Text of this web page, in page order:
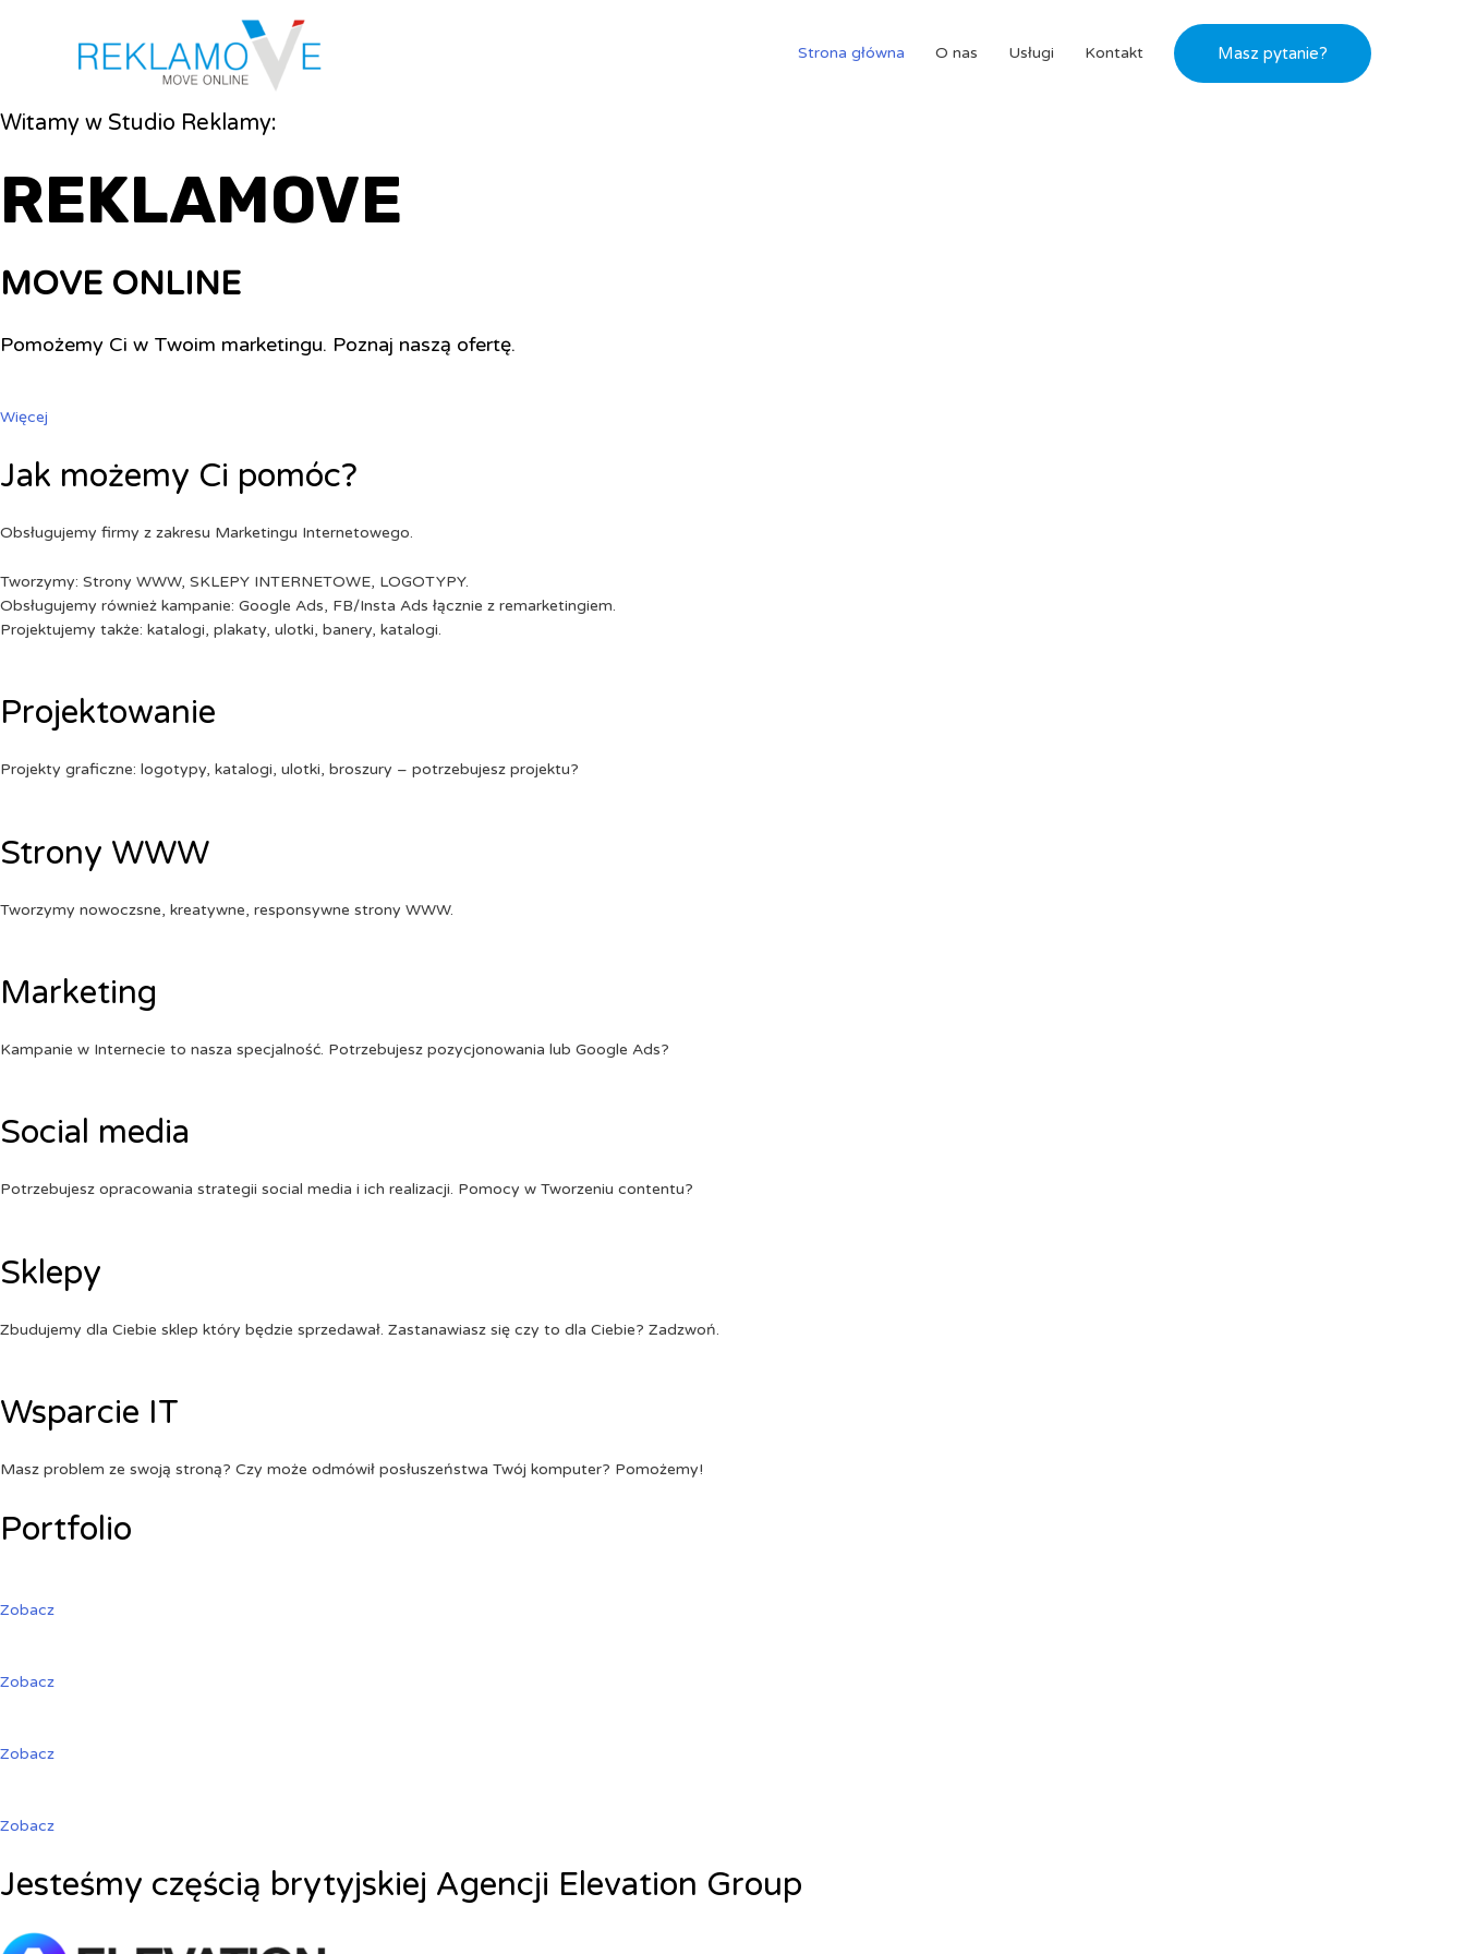
Strona główna O nas Usługi Kontakt Masz pytanie?
Witamy w Studio Reklamy:
REKLAMOVE
MOVE ONLINE
Pomożemy Ci w Twoim marketingu. Poznaj naszą ofertę.
Więcej
Jak możemy Ci pomóc?
Obsługujemy firmy z zakresu Marketingu Internetowego.
Tworzymy: Strony WWW, SKLEPY INTERNETOWE, LOGOTYPY.
Obsługujemy również kampanie: Google Ads, FB/Insta Ads łącznie z remarketingiem.
Projektujemy także: katalogi, plakaty, ulotki, banery, katalogi.
Projektowanie
Projekty graficzne: logotypy, katalogi, ulotki, broszury – potrzebujesz projektu?
Strony WWW
Tworzymy nowoczsne, kreatywne, responsywne strony WWW.
Marketing
Kampanie w Internecie to nasza specjalność. Potrzebujesz pozycjonowania lub Google Ads?
Social media
Potrzebujesz opracowania strategii social media i ich realizacji. Pomocy w Tworzeniu contentu?
Sklepy
Zbudujemy dla Ciebie sklep który będzie sprzedawał. Zastanawiasz się czy to dla Ciebie? Zadzwoń.
Wsparcie IT
Masz problem ze swoją stroną? Czy może odmówił posłuszeństwa Twój komputer? Pomożemy!
Portfolio
Zobacz
Zobacz
Zobacz
Zobacz
Jesteśmy częścią brytyjskiej Agencji Elevation Group